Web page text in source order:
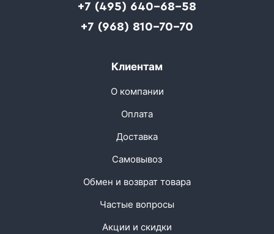
+7 (495) 640-68-58
+7 (968) 810-70-70
Клиентам
О компании
Оплата
Доставка
Самовывоз
Обмен и возврат товара
Частые вопросы
Акции и скидки